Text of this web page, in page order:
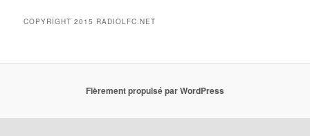
COPYRIGHT 2015 RADIOLFC.NET
Fièrement propulsé par WordPress